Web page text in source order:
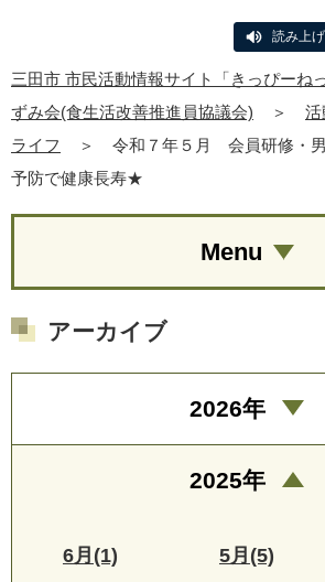
読み上げ
三田市 市民活動情報サイト「きっぴーねっ
ずみ会(食生活改善推進員協議会)
＞ 活
ライフ
＞
令和７年５月 会員研修・
予防で健康長寿★
Menu
アーカイブ
2026年
2025年
6月(1) 5月(5)